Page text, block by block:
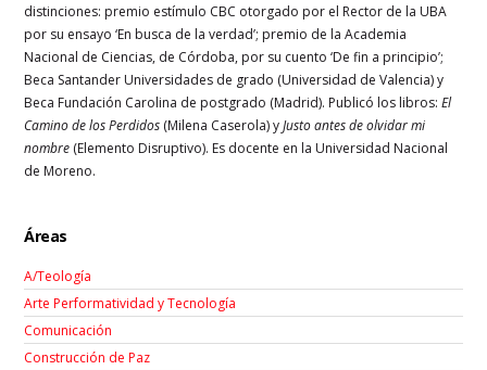
distinciones: premio estímulo CBC otorgado por el Rector de la UBA
por su ensayo ‘En busca de la verdad’; premio de la Academia
Nacional de Ciencias, de Córdoba, por su cuento ‘De fin a principio’;
Beca Santander Universidades de grado (Universidad de Valencia) y
Beca Fundación Carolina de postgrado (Madrid). Publicó los libros:El
Camino de los Perdidos (Milena Caserola) yJusto antes de olvidar mi
nombre (Elemento Disruptivo). Es docente en la Universidad Nacional
de Moreno.
Áreas
A/Teología
Arte Performatividad y Tecnología
Comunicación
Construcción de Paz